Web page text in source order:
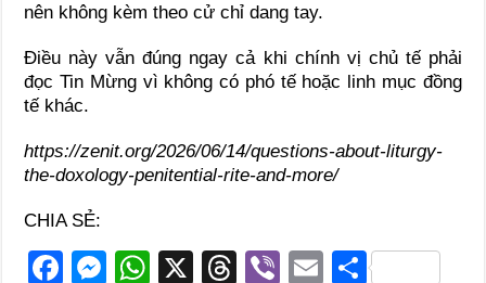
nên không kèm theo cử chỉ dang tay.
Điều này vẫn đúng ngay cả khi chính vị chủ tế phải
đọc Tin Mừng vì không có phó tế hoặc linh mục đồng
tế khác.
https://zenit.org/2026/06/14/questions-about-liturgy-
the-doxology-penitential-rite-and-more/
CHIA SẺ:
F
M
W
X
T
Vi
E S